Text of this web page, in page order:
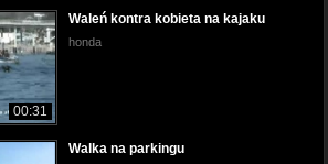
00:31
Waleń kontra kobieta na kajaku
honda
Walka na parkingu